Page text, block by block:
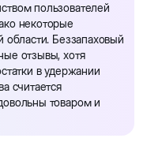
пользователей
некоторые
Беззапаховый
отзывы, хотя
в удержании
считается
товаром и